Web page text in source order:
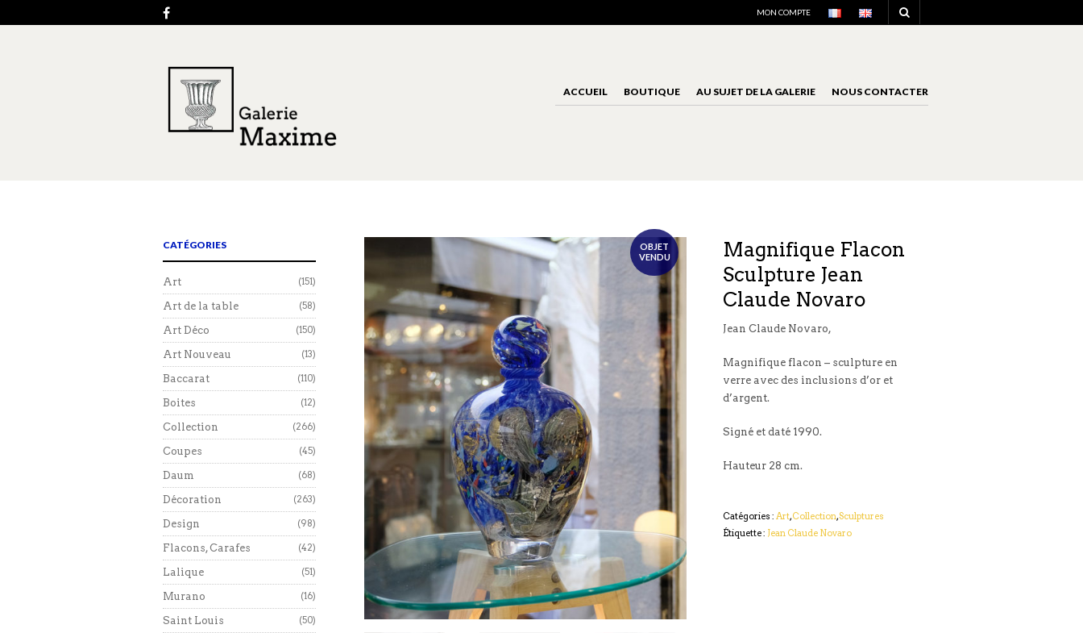
MON COMPTE
ACCUEIL BOUTIQUE AU SUJET DE LA GALERIE NOUS CONTACTER
OBJET
VENDU
Magnifique Flacon
Sculpture Jean
Claude Novaro
Jean Claude Novaro,
Magnifique flacon – sculpture en
verre avec des inclusions d’or et
d’argent.
Signé et daté 1990.
Hauteur 28 cm.
Catégories : Art,Collection,Sculptures
Étiquette : Jean Claude Novaro
CATÉGORIES
Art (151)
Art de la table (58)
Art Déco (150)
Art Nouveau (13)
Baccarat (110)
Boites (12)
Collection (266)
Coupes (45)
Daum (68)
Décoration (263)
Design (98)
Flacons, Carafes (42)
Lalique (51)
Murano (16)
Saint Louis (50)